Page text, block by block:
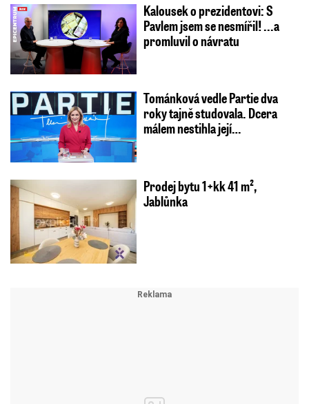
Kalousek o prezidentovi: S
Pavlem jsem se nesmířil! ...a
promluvil o návratu
Tománková vedle Partie dva
roky tajně studovala. Dcera
málem nestihla její…
Prodej bytu 1+kk 41 m²,
Jablůnka